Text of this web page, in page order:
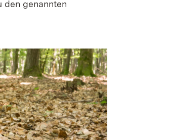
den genannten